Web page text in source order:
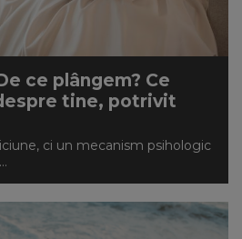
ce plângem? Ce
tine, potrivit
ci un mecanism psihologic